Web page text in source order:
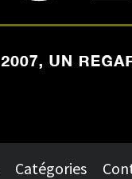
Catégories